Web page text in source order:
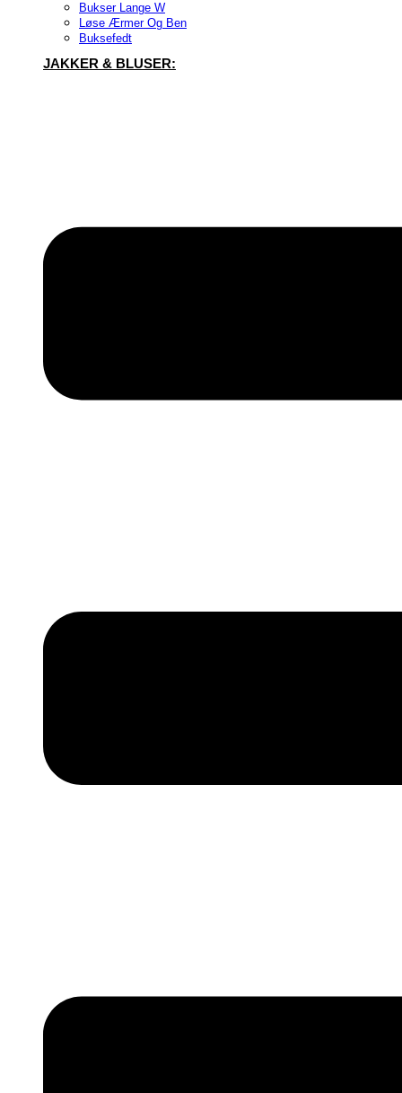
Bukser Lange W
Løse Ærmer Og Ben
Buksefedt
JAKKER & BLUSER: